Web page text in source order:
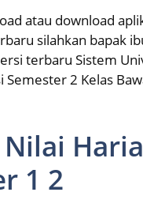
atau download
silahkan bapak
terbaru Sistem
2 Kelas
1 2